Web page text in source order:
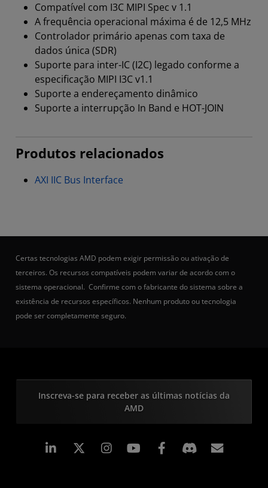
Compatível com I3C MIPI Spec v 1.1
A frequência operacional máxima é de 12,5 MHz
Controlador primário apenas com taxa de
dados única (SDR)
Suporte para inter-IC (I2C) legado conforme a
especificação MIPI I3C v1.1
Suporte a endereçamento dinâmico
Suporte a interrupção In Band e HOT-JOIN
Produtos relacionados
AXI IIC Bus Interface
Certas tecnologias AMD podem exigir permissão ou ativação de
terceiros. Os recursos compatíveis podem variar de acordo com o
sistema operacional. Confirme com o fabricante do sistema sobre a
existência de recursos específicos. Nenhum produto ou tecnologia
pode ser completamente seguro.
Inscreva-se para receber as últimas notícias da
AMD
Linkedin Instagram Facebook